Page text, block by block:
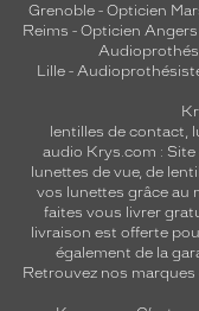
Grenoble - Opticien
Reims - Opticien Angers
Lille-
lentilles de contact,
audio Krys.com :
lunettes de vue, de
vos lunettes grâce au
faites vous livrer
livraison est offerte
également de la
Retrouvez nos